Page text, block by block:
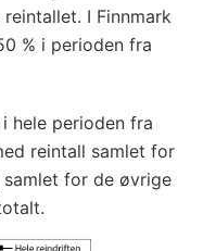
I Finnmark
% i perioden fra
hele perioden fra
reintall samlet for
samlet for de øvrige